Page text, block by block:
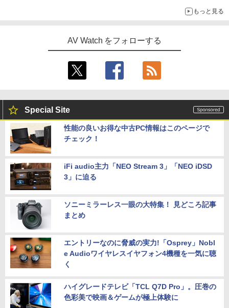
もっと見る
AV Watch をフォローする
Special Site
性能の良いお得な中古PC情報はこのページで
チェック！
iFi audio主力「NEO Stream 3」「NEO iDSD
3」に迫る
ソニーミラーレス一眼の大特集！ 見どころ記事
まとめ
エントリーなのに脅威の実力!「Osprey」Nobl
e Audioワイヤレスイヤフォン4機種を一気に聴
く
ハイグレードテレビ「TCL Q7D Pro」。圧巻の
色彩美で映画＆ゲームが極上体験に